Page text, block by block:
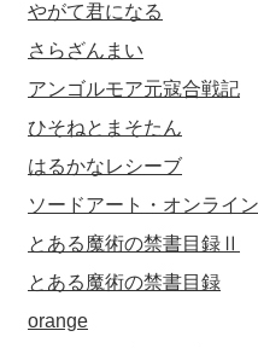
やがて君になる
さらざんまい
アンゴルモア元寇合戦記
ひそねとまそたん
はるかなレシーブ
ソードアート・オンライン
とある魔術の禁書目録Ⅱ
とある魔術の禁書目録
orange